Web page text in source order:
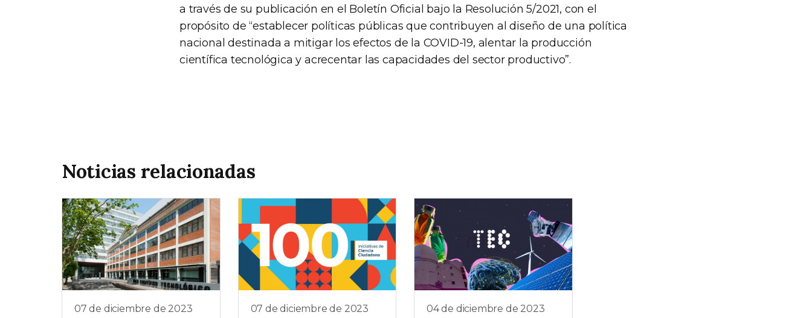
a través de su publicación en el Boletín Oficial bajo la Resolución 5/2021, con el
propósito de “establecer políticas públicas que contribuyen al diseño de una política
nacional destinada a mitigar los efectos de la COVID-19, alentar la producción
científica tecnológica y acrecentar las capacidades del sector productivo”.
Noticias relacionadas
07 de diciembre de 2023 07 de diciembre de 2023 04 de diciembre de 2023